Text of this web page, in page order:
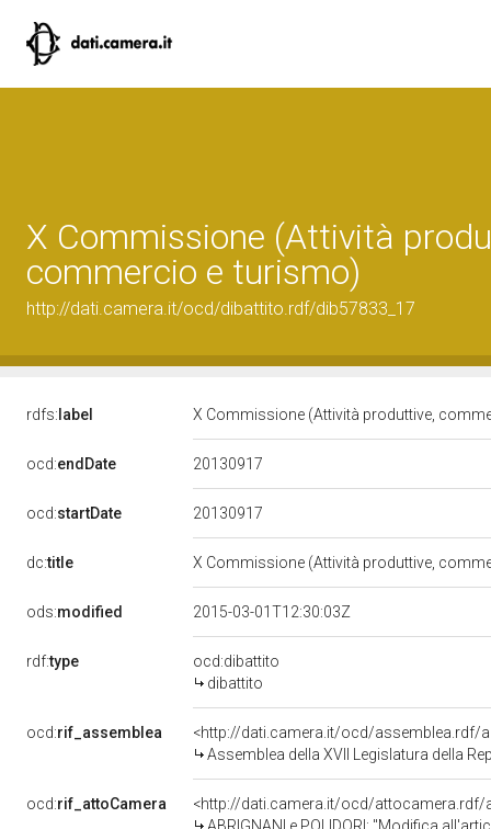
X Commissione (Attività
commercio e turismo)
http://dati.camera.it/ocd/dibattito.rdf/dib57833_17
rdfs: label X Commissione (Attività produttive,
ocd:endDate 20130917
ocd:startDate 20130917
dc:title X Commissione (Attività produttive,
ods:modified 2015-03-01T12:30:03Z
rdf:type
ocd:dibattito
dibattito
ocd:rif_assemblea
<http://dati.camera.it/ocd/assemblea.rdf/
Assemblea della XVII Legislatura della
ocd:rif_attoCamera
<http://dati.camera.it/ocd/attocamera.rdf/